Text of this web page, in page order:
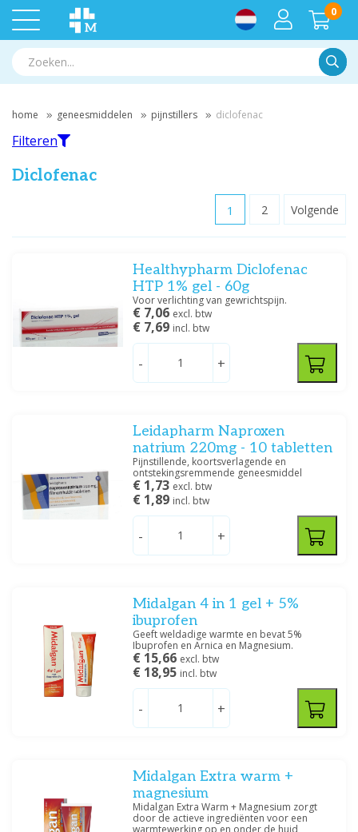
0
home geneesmiddelen pijnstillers diclofenac
Healthypharm (11)
Leidapharm(2)
Specificatie
Creme/zalf, Oplossing/lotion/gel
Oplossing/lotion/gel(8)
Filteren
Diclofenac
1 2 Volgende
Healthypharm Diclofenac
HTP 1% gel - 60g
Voor verlichting van gewrichtspijn.
€ 7,06 excl. btw
€ 7,69 incl. btw
- +
Leidapharm Naproxen
natrium 220mg - 10 tabletten
Pijnstillende, koortsverlagende en
ontstekingsremmende geneesmiddel
€ 1,73 excl. btw
€ 1,89 incl. btw
- +
Midalgan 4 in 1 gel + 5%
ibuprofen
Geeft weldadige warmte en bevat 5%
Ibuprofen en Arnica en Magnesium.
€ 15,66 excl. btw
€ 18,95 incl. btw
- +
Midalgan Extra warm +
magnesium
Midalgan Extra Warm + Magnesium zorgt
door de actieve ingrediënten voor een
warmtewerking op en onder de huid